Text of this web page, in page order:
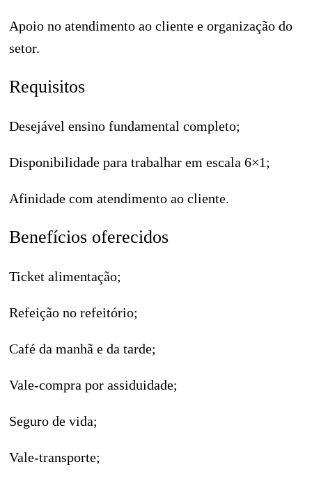
Apoio no atendimento ao cliente e organização do
setor.
Requisitos
Desejável ensino fundamental completo;
Disponibilidade para trabalhar em escala 6×1;
Afinidade com atendimento ao cliente.
Benefícios oferecidos
Ticket alimentação;
Refeição no refeitório;
Café da manhã e da tarde;
Vale-compra por assiduidade;
Seguro de vida;
Vale-transporte;